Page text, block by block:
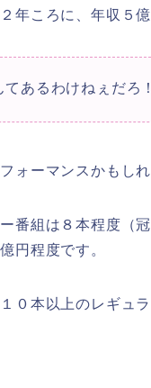
年ころに、年収５
てあるわけねぇだろ
ォーマンスかもし
番組は８本程度（
円程度です。
０本以上のレギュ